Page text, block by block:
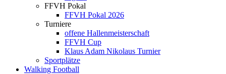
FFVH Pokal
FFVH Pokal 2026
Turniere
offene Hallenmeisterschaft
FFVH Cup
Klaus Adam Nikolaus Turnier
Sportplätze
Walking Football